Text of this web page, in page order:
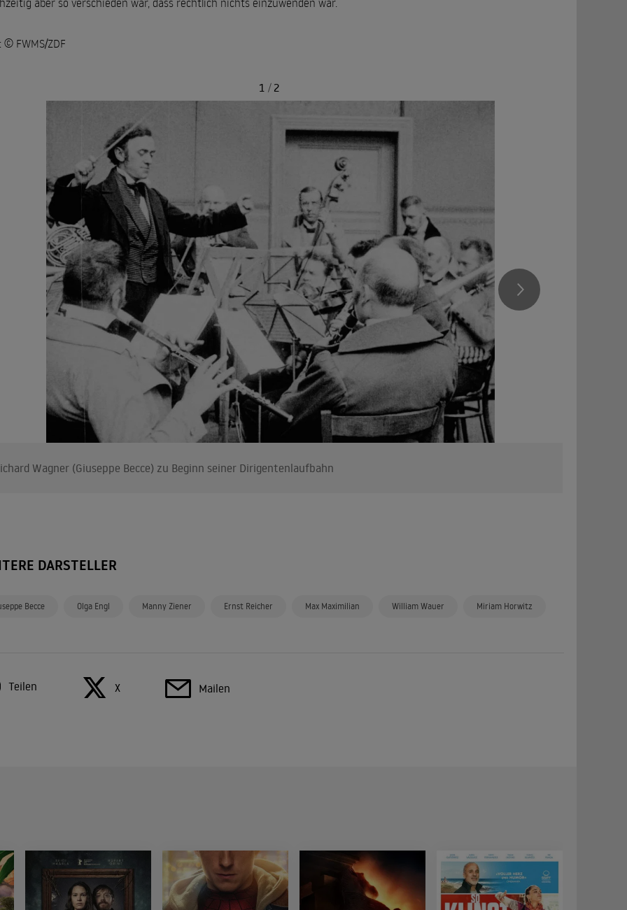
aber so verschieden war, dass rechtlich nichts einzuwenden war.
© FWMS/ZDF
Wagner (Giuseppe Becce) zu Beginn seiner Dirigentenlaufbahn
1 / 2
DARSTELLER
Becce Olga Engl Manny Ziener Ernst Reicher Max Maximilian William Wauer Miriam Horwitz
Teilen X Mailen